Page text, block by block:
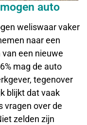
auto
weliswaar vaker
naar een
een nieuwe
mag de auto
tegenover
blijkt dat vaak
vragen over de
zelden zijn